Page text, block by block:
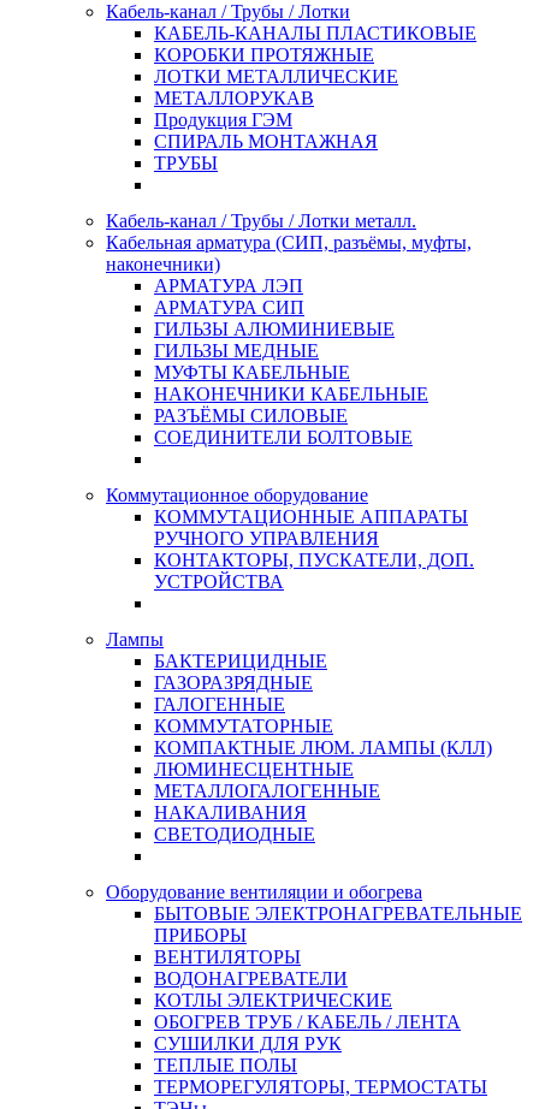
Кабель-канал / Трубы / Лотки
КАБЕЛЬ-КАНАЛЫ ПЛАСТИКОВЫЕ
КОРОБКИ ПРОТЯЖНЫЕ
ЛОТКИ МЕТАЛЛИЧЕСКИЕ
МЕТАЛЛОРУКАВ
Продукция ГЭМ
СПИРАЛЬ МОНТАЖНАЯ
ТРУБЫ
Кабель-канал / Трубы / Лотки металл.
Кабельная арматура (СИП, разъёмы, муфты,
наконечники)
АРМАТУРА ЛЭП
АРМАТУРА СИП
ГИЛЬЗЫ АЛЮМИНИЕВЫЕ
ГИЛЬЗЫ МЕДНЫЕ
МУФТЫ КАБЕЛЬНЫЕ
НАКОНЕЧНИКИ КАБЕЛЬНЫЕ
РАЗЪЁМЫ СИЛОВЫЕ
СОЕДИНИТЕЛИ БОЛТОВЫЕ
Коммутационное оборудование
КОММУТАЦИОННЫЕ АППАРАТЫ
РУЧНОГО УПРАВЛЕНИЯ
КОНТАКТОРЫ, ПУСКАТЕЛИ, ДОП.
УСТРОЙСТВА
Лампы
БАКТЕРИЦИДНЫЕ
ГАЗОРАЗРЯДНЫЕ
ГАЛОГЕННЫЕ
КОММУТАТОРНЫЕ
КОМПАКТНЫЕ ЛЮМ. ЛАМПЫ (КЛЛ)
ЛЮМИНЕСЦЕНТНЫЕ
МЕТАЛЛОГАЛОГЕННЫЕ
НАКАЛИВАНИЯ
СВЕТОДИОДНЫЕ
Оборудование вентиляции и обогрева
БЫТОВЫЕ ЭЛЕКТРОНАГРЕВАТЕЛЬНЫЕ
ПРИБОРЫ
ВЕНТИЛЯТОРЫ
ВОДОНАГРЕВАТЕЛИ
КОТЛЫ ЭЛЕКТРИЧЕСКИЕ
ОБОГРЕВ ТРУБ / КАБЕЛЬ / ЛЕНТА
СУШИЛКИ ДЛЯ РУК
ТЕПЛЫЕ ПОЛЫ
ТЕРМОРЕГУЛЯТОРЫ, ТЕРМОСТАТЫ